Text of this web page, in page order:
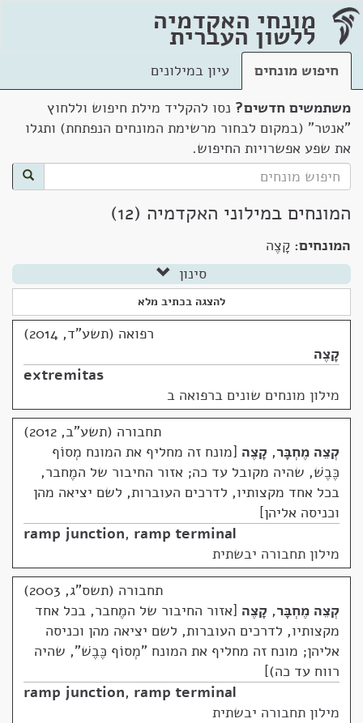
מונחי האקדמיה
ללשון העברית
חיפוש מונחים
עיון במילונים
משתמשים חדשים? נסו להקליד מילת חיפוש וללחוץ
"אנטר" (במקום לבחור מרשימת המונחים הנפתחת) ותגלו
את שפע אפשרויות החיפוש.
המונחים במילוני האקדמיה (12)
המונחים: קָצֶה
סינון
להצגה בכתיב מלא
רפואה (תשע"ד, 2014)
קָצֶה
extremitas
מילון מונחים שונים ברפואה ב
תחבורה (תשע"ב, 2012)
קְצֵה מֶחְבָּר, קָצֶה מונח זה מחליף את המונח מְסוֹף
כֶּבֶשׁ, שהיה מקובל עד כה; אזור החיבור של המֶחבר,
בכל אחד מקצותיו, לדרכים העוברות, לשם יציאה מהן
וכניסה אליהן
ramp junction, ramp terminal
מילון תחבורה יבשתית
תחבורה (תשס"ג, 2003)
קְצֵה מֶחְבָּר, קָצֶה אזור החיבור של המֶחבר, בכל אחד
מקצותיו, לדרכים העוברות, לשם יציאה מהן וכניסה
אליהן; מונח זה מחליף את המונח "מְסוֹף כֶּבֶשׁ", שהיה
רווח עד כה)
ramp junction, ramp terminal
מילון תחבורה יבשתית